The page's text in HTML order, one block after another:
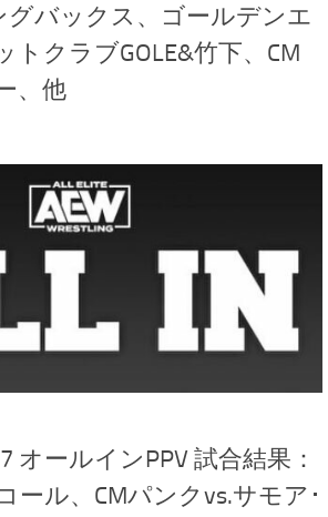
グバックス、ゴールデンエ
トクラブGOLE&竹下、CM
、他
オールインPPV 試合結果：
ール、CMパンクvs.サモア･